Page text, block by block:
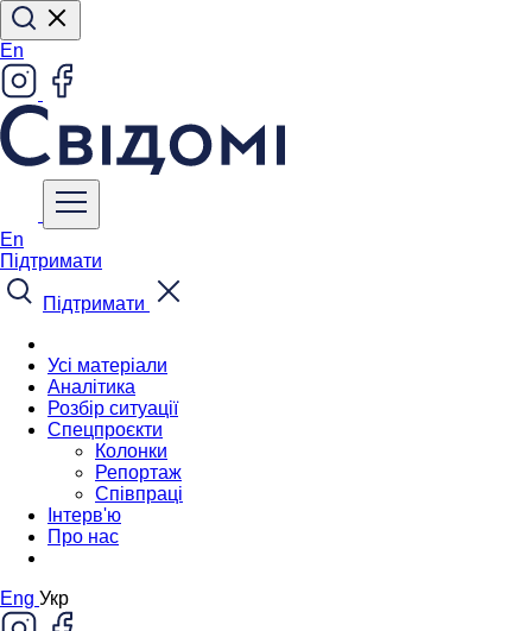
En
En
Підтримати
Підтримати
Усі матеріали
Аналітика
Розбір ситуації
Спецпроєкти
Колонки
Репортаж
Співпраці
Інтерв'ю
Про нас
Eng Укр